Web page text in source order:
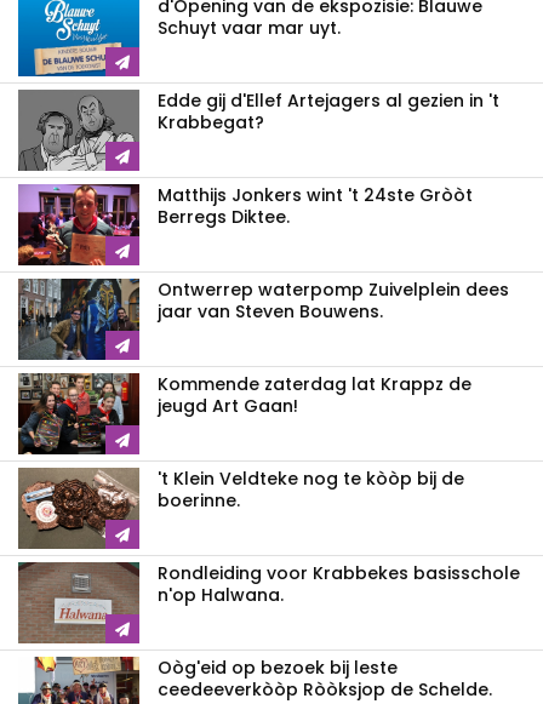
d'Opening van de ekspozisie: Blauwe
Schuyt vaar mar uyt.
Edde gij d'Ellef Artejagers al gezien in 't
Krabbegat?
Matthijs Jonkers wint 't 24ste Gròòt
Berregs Diktee.
Ontwerrep waterpomp Zuivelplein dees
jaar van Steven Bouwens.
Kommende zaterdag lat Krappz de
jeugd Art Gaan!
't Klein Veldteke nog te kòòp bij de
boerinne.
Rondleiding voor Krabbekes basisschole
n'op Halwana.
Oòg'eid op bezoek bij leste
ceedeeverkòòp Ròòksjop de Schelde.